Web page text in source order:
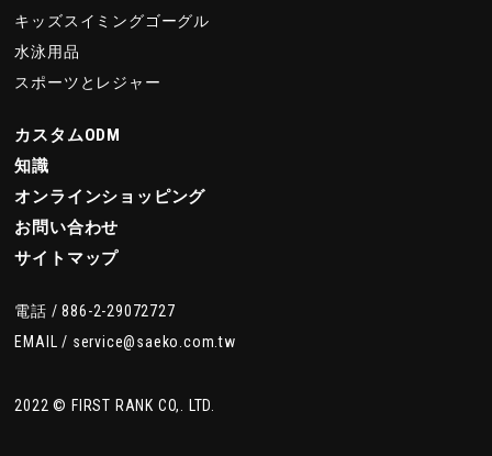
キッズスイミングゴーグル
水泳用品
スポーツとレジャー
カスタムODM
知識
オンラインショッピング
お問い合わせ
サイトマップ
電話 /886-2-29072727
EMAIL / service@saeko.com.tw
2022 © FIRST RANK CO,. LTD.